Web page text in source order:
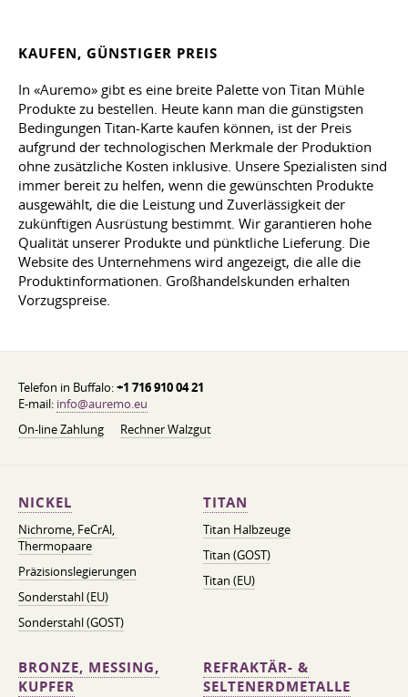
KAUFEN, GÜNSTIGER PREIS
In «Auremo» gibt es eine breite Palette von Titan Mühle
Produkte zu bestellen. Heute kann man die günstigsten
Bedingungen Titan-Karte kaufen können, ist der Preis
aufgrund der technologischen Merkmale der Produktion
ohne zusätzliche Kosten inklusive. Unsere Spezialisten sind
immer bereit zu helfen, wenn die gewünschten Produkte
ausgewählt, die die Leistung und Zuverlässigkeit der
zukünftigen Ausrüstung bestimmt. Wir garantieren hohe
Qualität unserer Produkte und pünktliche Lieferung. Die
Website des Unternehmens wird angezeigt, die alle die
Produktinformationen. Großhandelskunden erhalten
Vorzugspreise.
Telefon in Buffalo:+1 716 910 04 21
E-mail: info@auremo.eu
On-line Zahlung
Rechner Walzgut
NICKEL
Nichrome, FeСrAl, ​​
Thermopaare
Präzisionslegierungen
Sonderstahl (EU)
Sonderstahl (GOST)
TITAN
Titan Halbzeuge
Titan (GOST)
Titan (EU)
BRONZE, MESSING,
KUPFER
REFRAKTÄR- &
SELTENERDMETALLE